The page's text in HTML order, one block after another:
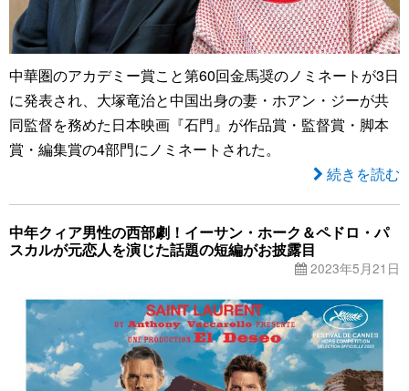
中華圏のアカデミー賞こと第60回金馬奨のノミネートが3日
に発表され、大塚竜治と中国出身の妻・ホアン・ジーが共
同監督を務めた日本映画『石門』が作品賞・監督賞・脚本
賞・編集賞の4部門にノミネートされた。
続きを読む
中年クィア男性の西部劇！イーサン・ホーク＆ペドロ・パ
スカルが元恋人を演じた話題の短編がお披露目
2023年5月21日